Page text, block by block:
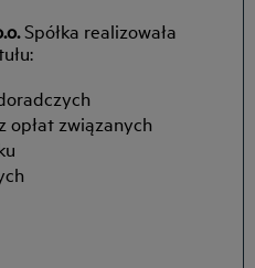
Spółka realizowała
opłat związanych